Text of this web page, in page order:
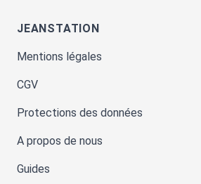
JEANSTATION
Mentions légales
CGV
Protections des données
A propos de nous
Guides